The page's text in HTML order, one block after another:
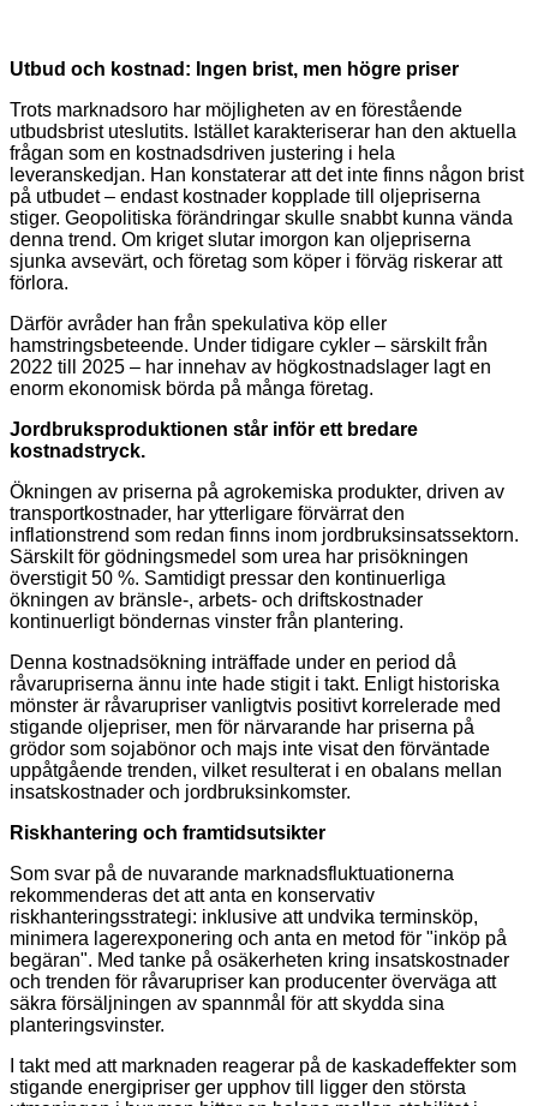
Utbud och kostnad: Ingen brist, men högre priser
Trots marknadsoro har möjligheten av en förestående
utbudsbrist uteslutits. Istället karakteriserar han den aktuella
frågan som en kostnadsdriven justering i hela
leveranskedjan. Han konstaterar att det inte finns någon brist
på utbudet – endast kostnader kopplade till oljepriserna
stiger. Geopolitiska förändringar skulle snabbt kunna vända
denna trend. Om kriget slutar imorgon kan oljepriserna
sjunka avsevärt, och företag som köper i förväg riskerar att
förlora.
Därför avråder han från spekulativa köp eller
hamstringsbeteende. Under tidigare cykler – särskilt från
2022 till 2025 – har innehav av högkostnadslager lagt en
enorm ekonomisk börda på många företag.
Jordbruksproduktionen står inför ett bredare
kostnadstryck.
Ökningen av priserna på agrokemiska produkter, driven av
transportkostnader, har ytterligare förvärrat den
inflationstrend som redan finns inom jordbruksinsatssektorn.
Särskilt för gödningsmedel som urea har prisökningen
överstigit 50 %. Samtidigt pressar den kontinuerliga
ökningen av bränsle-, arbets- och driftskostnader
kontinuerligt böndernas vinster från plantering.
Denna kostnadsökning inträffade under en period då
råvarupriserna ännu inte hade stigit i takt. Enligt historiska
mönster är råvarupriser vanligtvis positivt korrelerade med
stigande oljepriser, men för närvarande har priserna på
grödor som sojabönor och majs inte visat den förväntade
uppåtgående trenden, vilket resulterat i en obalans mellan
insatskostnader och jordbruksinkomster.
Riskhantering och framtidsutsikter
Som svar på de nuvarande marknadsfluktuationerna
rekommenderas det att anta en konservativ
riskhanteringsstrategi: inklusive att undvika terminsköp,
minimera lagerexponering och anta en metod för "inköp på
begäran". Med tanke på osäkerheten kring insatskostnader
och trenden för råvarupriser kan producenter överväga att
säkra försäljningen av spannmål för att skydda sina
planteringsvinster.
I takt med att marknaden reagerar på de kaskadeffekter som
stigande energipriser ger upphov till ligger den största